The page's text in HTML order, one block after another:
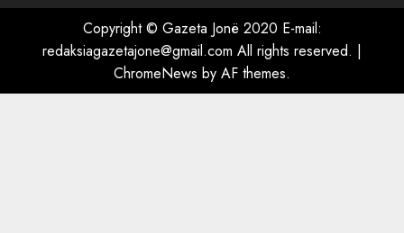
ngjau me Talo Çelën”,
dëshmia e Nuredin Dumanit
flet për PERSONAT që e
plagosën!
Copyright © Gazeta Jonë 2020 E-mail:
redaksiagazetajone@gmail.com All rights reserved. |
ChromeNews by AF themes.